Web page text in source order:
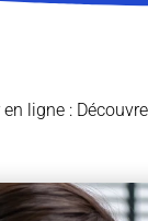
ligne :